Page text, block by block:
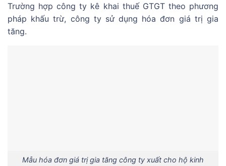
Trường hợp công ty kê khai thuế GTGT theo phương
pháp khấu trừ, công ty sử dụng hóa đơn giá trị gia
tăng.
Mẫu hóa đơn giá trị gia tăng công ty xuất cho hộ kinh